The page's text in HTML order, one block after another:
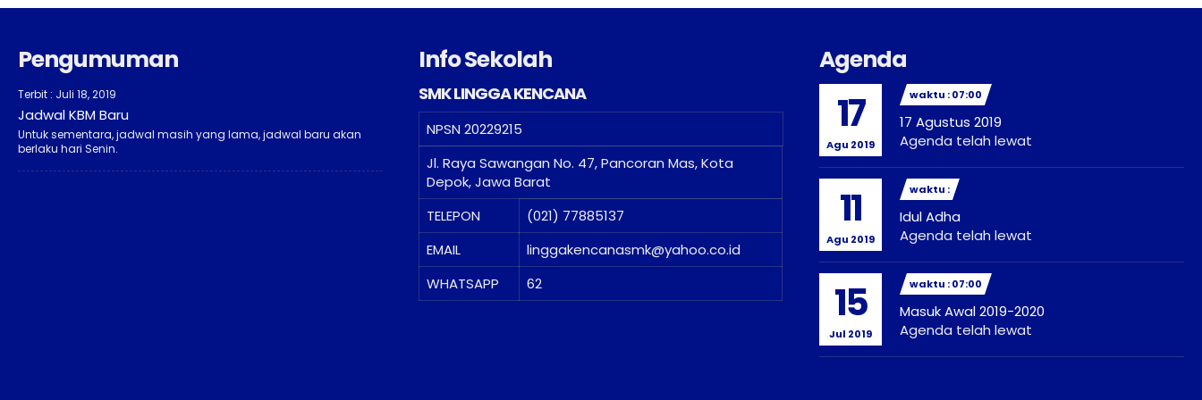
Pengumuman
Terbit : Juli 18, 2019
Jadwal KBM Baru
Untuk sementara, jadwal masih yang lama, jadwal baru akan
berlaku hari Senin.
Info Sekolah
SMK LINGGA KENCANA
NPSN 20229215
Jl. Raya Sawangan No. 47, Pancoran Mas, Kota
Depok, Jawa Barat
TELEPON
(021) 77885137
EMAIL
linggakencanasmk@yahoo.co.id
WHATSAPP
62
Agenda
17
Agu 2019
waktu : 07:00
17 Agustus 2019
Agenda telah lewat
11
Agu 2019
waktu :
Idul Adha
Agenda telah lewat
15
Jul 2019
waktu : 07:00
Masuk Awal 2019-2020
Agenda telah lewat